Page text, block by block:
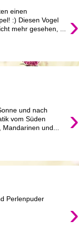
›
einen
:) Diesen Vogel
mehr gesehen, ...
›
und nach
vom Süden
und...
›
Perlenpuder